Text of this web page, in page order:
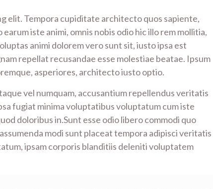
elit. Tempora cupiditate architecto quos sapiente,
iste animi, omnis nobis odio hic illo rem mollitia,
animi dolorem vero sunt sit, iusto ipsa est
repellat recusandae esse molestiae beatae. Ipsum
asperiores, architecto iusto optio.
vel numquam, accusantium repellendus veritatis
fugiat minima voluptatibus voluptatum cum iste
doloribus in.Sunt esse odio libero commodi quo
modi sunt placeat tempora adipisci veritatis
ipsam corporis blanditiis deleniti voluptatem